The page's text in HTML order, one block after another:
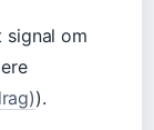
signal om
).